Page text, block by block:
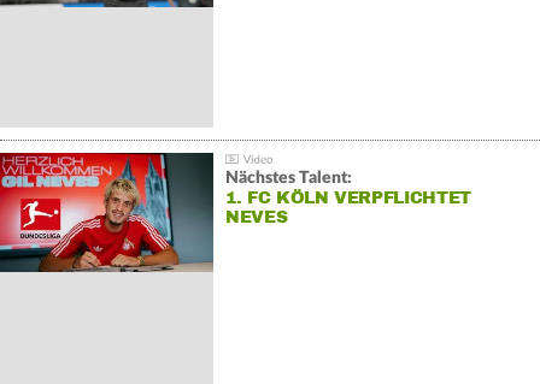
Nächstes Talent:
1. FC KÖLN VERPFLICHTET
NEVES